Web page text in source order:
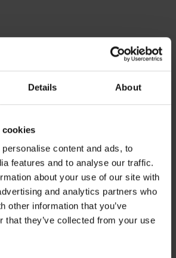
Details About
cookies
content and ads, to
features and to analyse our traffic.
about your use of our site with
and analytics partners who
other information that you’ve
that they’ve collected from your use
цветове
размери